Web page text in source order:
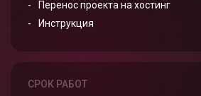
Перенос проекта на хостинг
Инструкция
СРОК РАБОТ